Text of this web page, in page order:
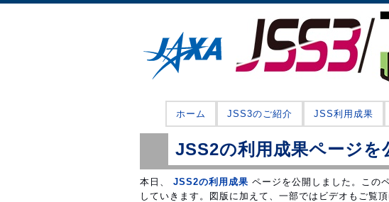
ホーム JSS3のご紹介 JSS利用成果
JSS2の利用成果ページを
本日、 JSS2の利用成果 ページを公開しました。この
していきます。図版に加えて、一部ではビデオもご覧頂